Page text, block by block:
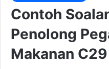
Contoh
Penolong
Makanan C29